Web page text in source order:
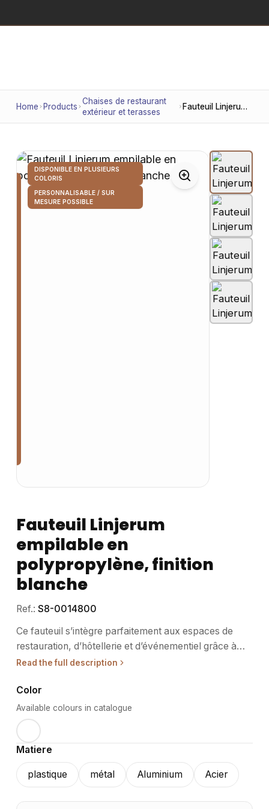
Home Products
Chaises de restaurant
extérieur et terasses
Fauteuil Linjerum empilable en polypropylène, finition blanche
DISPONIBLE EN PLUSIEURS
COLORIS
PERSONNALISABLE / SUR
MESURE POSSIBLE
Fauteuil Linjerum
empilable en
polypropylène, finition
blanche
Ref.: S8-0014800
Ce fauteuil s’intègre parfaitement aux espaces de
restauration, d’hôtellerie et d’événementiel grâce à
son design fonctionnel et sa facilité d’empilage. •
intérieurs comme extérieurs, ce fauteuil répond aux
besoins des professionnels du secteur CHR et
événementiel. Sa robustesse permet une utilisation
intensive dans les salles de restauration, les terrasses
ou les espaces modulables. Léger et empilable, il
facilite le rangement et le déplacement lors des
événements. Son design sobre s’adapte aussi bien
Read the full description
Color
Available colours in catalogue
Matiere
plastique métal Aluminium Acier